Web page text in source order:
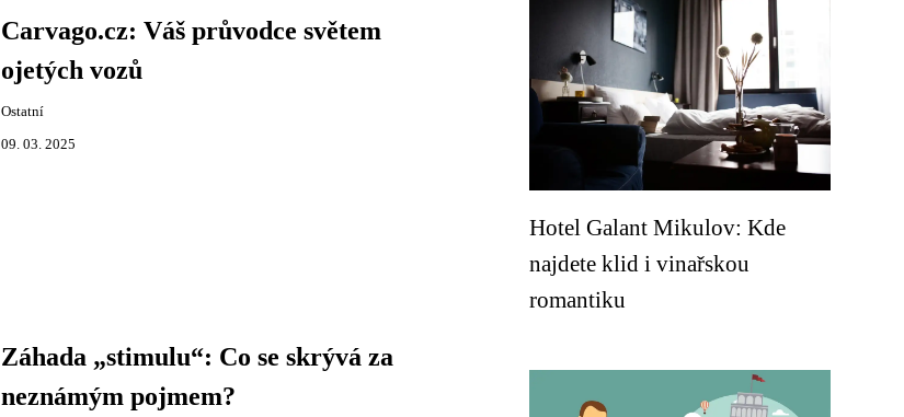
Carvago.cz: Váš průvodce světem
ojetých vozů
Ostatní
09. 03. 2025
Záhada „stimulu“: Co se skrývá za
neznámým pojmem?
Hotel Galant Mikulov: Kde
najdete klid i vinařskou
romantiku